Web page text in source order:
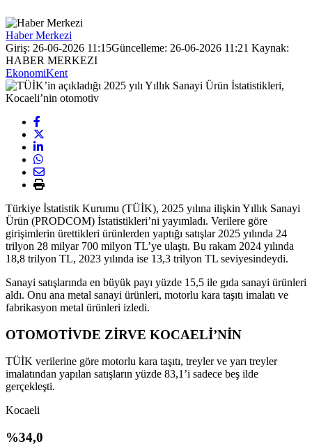
Haber Merkezi
Giriş: 26-06-2026 11:15Güncelleme: 26-06-2026 11:21 Kaynak:
HABER MERKEZI
EkonomiKent
Türkiye İstatistik Kurumu (TÜİK), 2025 yılına ilişkin Yıllık Sanayi
Ürün (PRODCOM) İstatistikleri’ni yayımladı. Verilere göre
girişimlerin ürettikleri ürünlerden yaptığı satışlar 2025 yılında 24
trilyon 28 milyar 700 milyon TL’ye ulaştı. Bu rakam 2024 yılında
18,8 trilyon TL, 2023 yılında ise 13,3 trilyon TL seviyesindeydi.
Sanayi satışlarında en büyük payı yüzde 15,5 ile gıda sanayi ürünleri
aldı. Onu ana metal sanayi ürünleri, motorlu kara taşıtı imalatı ve
fabrikasyon metal ürünleri izledi.
OTOMOTİVDE ZİRVE KOCAELİ’NİN
TÜİK verilerine göre motorlu kara taşıtı, treyler ve yarı treyler
imalatından yapılan satışların yüzde 83,1’i sadece beş ilde
gerçekleşti.
Kocaeli
%34,0